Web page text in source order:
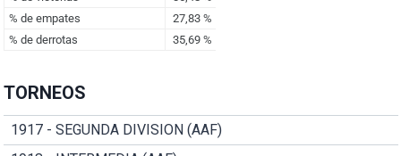
TORNEOS
1917 - SEGUNDA DIVISION (AAF)